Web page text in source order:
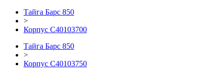
Тайга Барс 850
>
Корпус С40103700
Тайга Барс 850
>
Корпус С40103750